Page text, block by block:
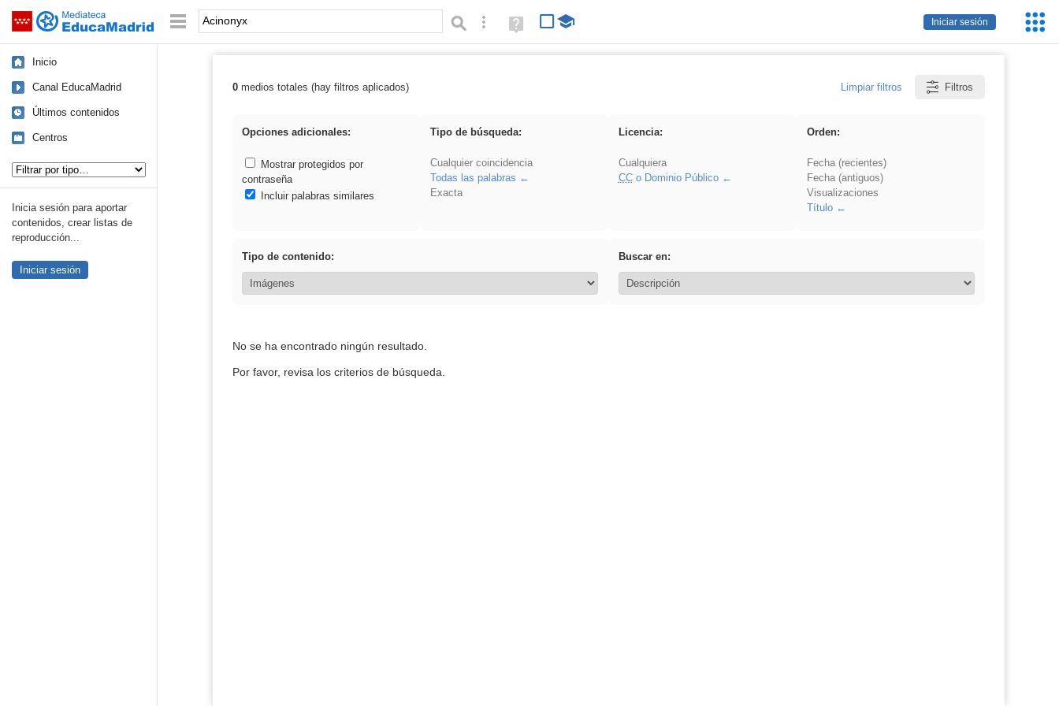
Saltar navegación
Iniciar sesión
Palabra o frase: Búsqueda avanzada
Ayuda
(en
Inicio
Canal EducaMadrid
Últimos contenidos
Centros
Inicia sesión para aportar
contenidos, crear listas de
reproducción...
Iniciar sesión
Resultados de: Acinonyx
0medios totales (hay filtros aplicados) Limpiar filtros Filtros
Opciones adicionales:
Mostrar protegidos por
contraseña
Incluir palabras similares
Tipo de búsqueda:
Cualquier coincidencia
Todas las palabras
Exacta
Licencia:
Cualquiera
CCo Dominio Público
Orden:
Fecha (recientes)
Fecha (antiguos)
Visualizaciones
Título
Tipo de contenido: Buscar en:
No se ha encontrado ningún resultado.
Por favor, revisa los criterios de búsqueda.